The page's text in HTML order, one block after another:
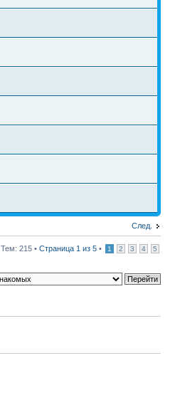
След.
Тем: 215 • Страница 1 из 5 • 1 2 3 4 5